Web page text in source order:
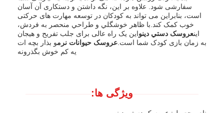
سفارشی شود. علاوه بر این، نگه داشتن و دستکاری آن آسان
است، بنابراین می تواند به کودکان در توسعه مهارت های حرکتی
خوب کمک کند.با ظاهر خوشگلي و طراحي منحصر به فردش،
اینعروسک دستي دينواین یک راه عالی برای جلب تفریح و هیجان
به زمان بازی کودک شما است. عروسک حیوانات نرمو بذار بچه ات
يه کم خوش بگذرونه
ویژگی ها: